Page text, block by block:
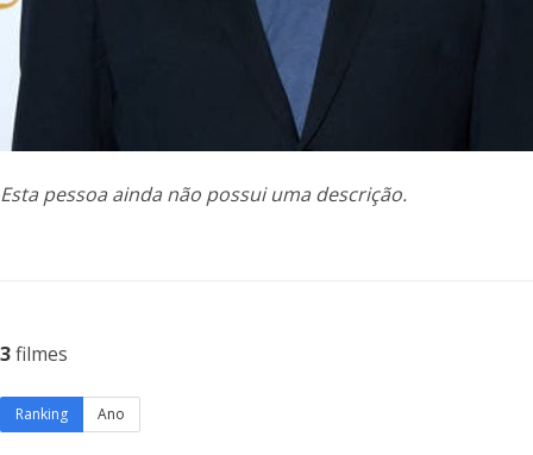
Esta pessoa ainda não possui uma descrição.
3filmes
Ranking Ano